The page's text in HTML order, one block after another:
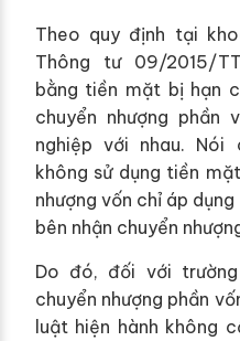
Theo quy định tại
Thông tư 09/2015/
bằng tiền mặt bị hạn
chuyển nhượng phần
nghiệp với nhau.
không sử dụng tiền
nhượng vốn chỉ áp
bên nhận chuyển
Do đó, đối với
chuyển nhượng phần
luật hiện hành không